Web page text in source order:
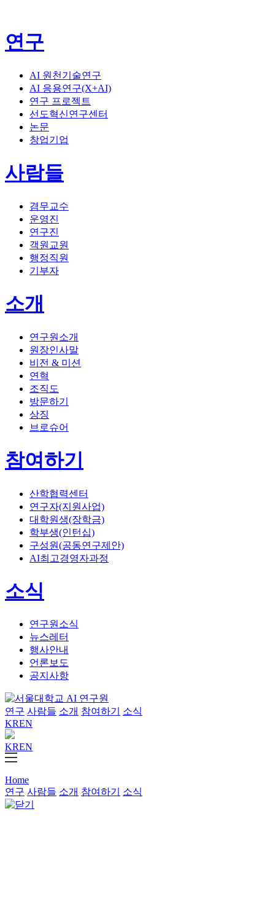
연구
AI 원천기술연구
AI 응용연구(X+AI)
연구 프로젝트
선도혁신연구센터
논문
창업기업
사람들
겸무교수
운영진
연구진
객원교원
행정직원
기부자
소개
연구원소개
원장인사말
비전 & 미션
연혁
조직도
방문하기
상징
브로슈어
참여하기
산학협력센터
연구자(지원사업)
대학원생(장학금)
학부생(인턴십)
구성원(공동연구제안)
AI최고경영자과정
소식
연구원소식
뉴스레터
행사안내
언론보도
공지사항
연구 사람들 소개 참여하기
소식
KREN
KREN
Home
연구 사람들 소개 참여하기 소식